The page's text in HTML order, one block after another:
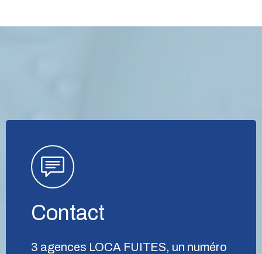
Contact
3 agences LOCA FUITES, un numéro